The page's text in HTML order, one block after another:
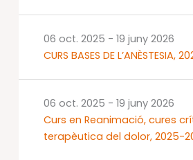
CURS BASES DE L’ANÈSTESIA,
06 oct. 2025 - 19 juny 2026
Curs en Reanimació, cures
terapèutica del dolor, 2025-
06 oct. 2025 - 19 juny 2026